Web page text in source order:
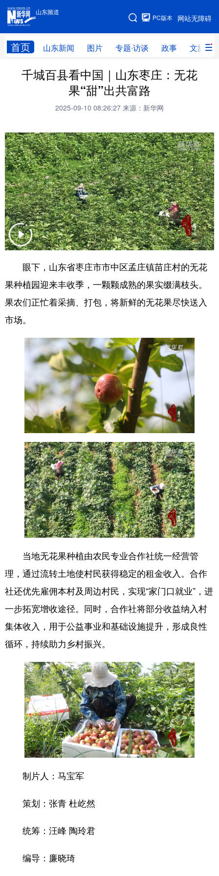
山东频道
网站无障碍
PC版本
首页 山东新闻 图片 专题·访谈 政事 文旅
手机版
网站地图
学习进行时 高层 时政 人事
财经 网评
全球连线
科技 科普 体育 文化
健康 军事 访谈 视频
图片 中央文件 金融 汽车
食品 人居 信息化 乡村振兴
溯源中国 城市 旅游 能源
会展 彩票 娱乐 时尚
亚太网 上市公司 投教基地
地方频道
首页 山东新闻 图片 专题·访谈
政事 文旅 社会民生 山东产经
文娱 融媒秀 地市 科教
健康 微视齐鲁
多语种频道
English Español Français عربى
Русский язык 日本語 한국어
Deutsch Português
千城百县看中国｜山东枣庄：无花
果“甜”出共富路
2025-09-10 08:26:27 来源：新华网
眼下，山东省枣庄市市中区孟庄镇苗庄村的无花
果种植园迎来丰收季，一颗颗成熟的果实缀满枝头。
果农们正忙着采摘、打包，将新鲜的无花果尽快送入
市场。
当地无花果种植由农民专业合作社统一经营管
理，通过流转土地使村民获得稳定的租金收入。合作
社还优先雇佣本村及周边村民，实现“家门口就业”，进
一步拓宽增收途径。同时，合作社将部分收益纳入村
集体收入，用于公益事业和基础设施提升，形成良性
循环，持续助力乡村振兴。
制片人：马宝军
策划：张青 杜屹然
统筹：汪峰 陶玲君
编导：廉晓琦